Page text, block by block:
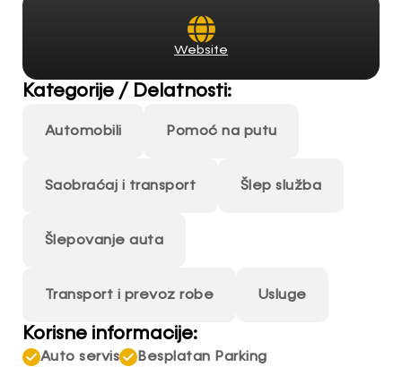
Website
Kategorije / Delatnosti:
Automobili Pomoć na putu
Saobraćaj i transport Šlep služba
Šlepovanje auta
Transport i prevoz robe Usluge
Korisne informacije:
Auto servis
Besplatan Parking